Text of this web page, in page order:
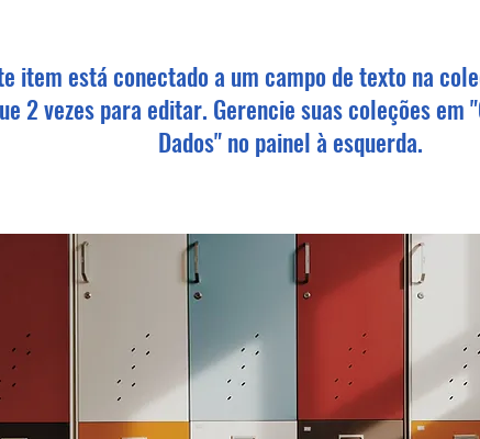
item está conectado a um campo de texto na
2 vezes para editar. Gerencie suas coleções em
Dados" no painel à esquerda.